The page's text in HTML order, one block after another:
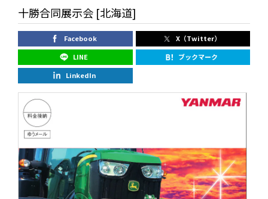
十勝合同展示会 [北海道]
Facebook
X（Twitter）
LINE
ブックマーク
LinkedIn